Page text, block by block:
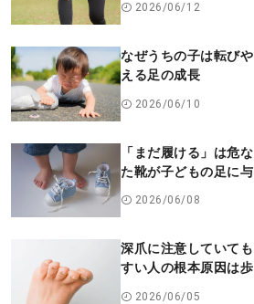
2026/06/12
なぜうちの子は転び
える足の成長
2026/06/10
「まだ履ける」は危
た靴が子どもの足に
2026/06/08
深爪に注意していて
すい人の根本原因は
2026/06/05